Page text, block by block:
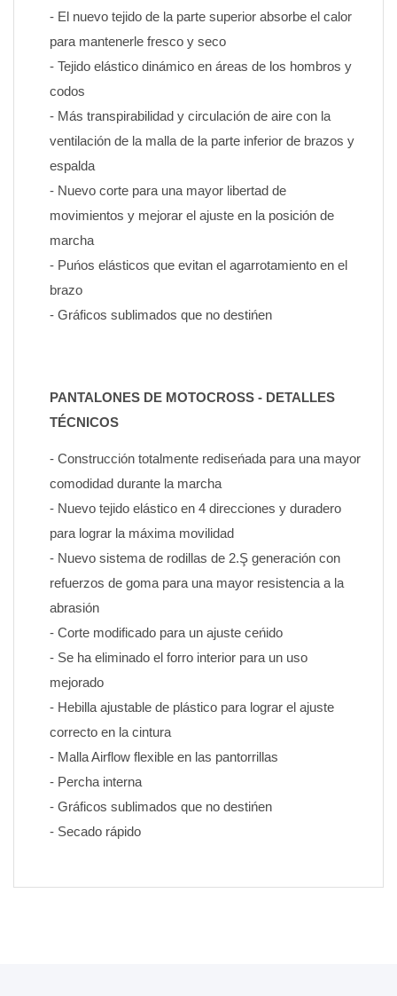
- El nuevo tejido de la parte superior absorbe el calor
para mantenerle fresco y seco
- Tejido elástico dinámico en áreas de los hombros y
codos
- Más transpirabilidad y circulación de aire con la
ventilación de la malla de la parte inferior de brazos y
espalda
- Nuevo corte para una mayor libertad de
movimientos y mejorar el ajuste en la posición de
marcha
- Puńos elásticos que evitan el agarrotamiento en el
brazo
- Gráficos sublimados que no destińen
PANTALONES DE MOTOCROSS - DETALLES
TÉCNICOS
- Construcción totalmente rediseńada para una mayor
comodidad durante la marcha
- Nuevo tejido elástico en 4 direcciones y duradero
para lograr la máxima movilidad
- Nuevo sistema de rodillas de 2.Ş generación con
refuerzos de goma para una mayor resistencia a la
abrasión
- Corte modificado para un ajuste ceńido
- Se ha eliminado el forro interior para un uso
mejorado
- Hebilla ajustable de plástico para lograr el ajuste
correcto en la cintura
- Malla Airflow flexible en las pantorrillas
- Percha interna
- Gráficos sublimados que no destińen
- Secado rápido